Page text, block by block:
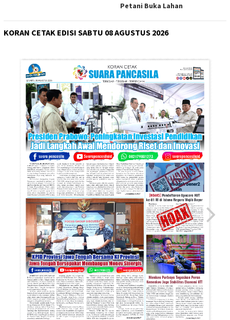
Petani Buka Lahan
KORAN CETAK EDISI SABTU 08 AGUSTUS 2026